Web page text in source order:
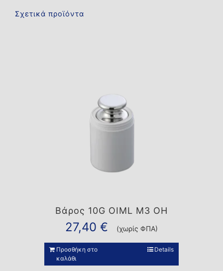
Σχετικά προϊόντα
Βάρος 10G OIML M3 OH
27,40 € (χωρίς ΦΠΑ)
Προσθήκη στο
καλάθι
Details